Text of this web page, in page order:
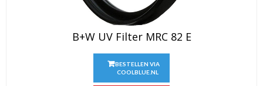
B+W UV Filter MRC 82 E
BESTELLEN VIA
COOLBLUE.NL